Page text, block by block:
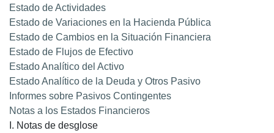
Estado de Actividades
Estado de Variaciones en la Hacienda Pública
Estado de Cambios en la Situación Financiera
Estado de Flujos de Efectivo
Estado Analítico del Activo
Estado Analítico de la Deuda y Otros Pasivo
Informes sobre Pasivos Contingentes
Notas a los Estados Financieros
I. Notas de desglose